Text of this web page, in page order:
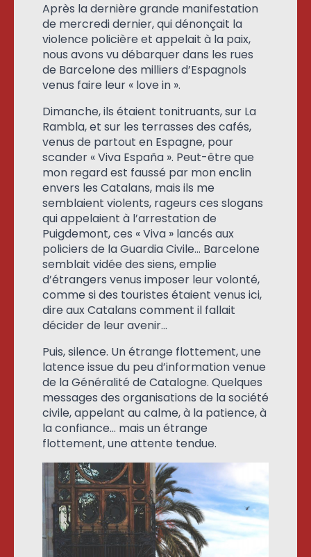
Après la dernière grande manifestation
de mercredi dernier, qui dénonçait la
violence policière et appelait à la paix,
nous avons vu débarquer dans les rues
de Barcelone des milliers d’Espagnols
venus faire leur « love in ».
Dimanche, ils étaient tonitruants, sur La
Rambla, et sur les terrasses des cafés,
venus de partout en Espagne, pour
scander « Viva España ». Peut-être que
mon regard est faussé par mon enclin
envers les Catalans, mais ils me
semblaient violents, rageurs ces slogans
qui appelaient à l’arrestation de
Puigdemont, ces « Viva » lancés aux
policiers de la Guardia Civile… Barcelone
semblait vidée des siens, emplie
d’étrangers venus imposer leur volonté,
comme si des touristes étaient venus ici,
dire aux Catalans comment il fallait
décider de leur avenir…
Puis, silence. Un étrange flottement, une
latence issue du peu d’information venue
de la Généralité de Catalogne. Quelques
messages des organisations de la société
civile, appelant au calme, à la patience, à
la confiance… mais un étrange
flottement, une attente tendue.